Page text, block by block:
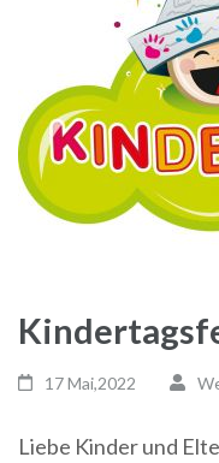
17 Mai,2022
Liebe Kinder und